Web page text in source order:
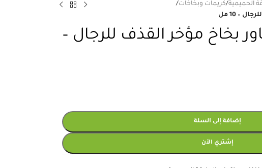
الحميمية/كريمات وبخاخات/
– 10 مل
بخاخ مؤخر القذف للرجال –
إضافة إلى السلة
إشتري الآن